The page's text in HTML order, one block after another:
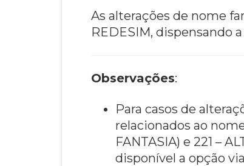
As alterações de nome
REDESIM, dispensando
Observações:
Para casos de
relacionados ao
FANTASIA) e 221 –
disponível a opção